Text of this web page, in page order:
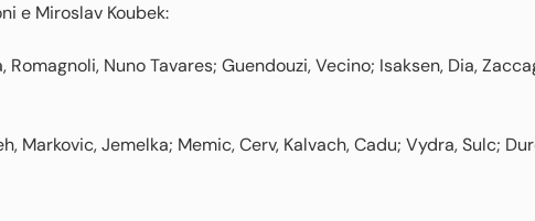
e Miroslav Koubek:
Romagnoli, Nuno Tavares; Guendouzi, Vecino; Isaksen, Dia,
Markovic, Jemelka; Memic, Cerv, Kalvach, Cadu; Vydra, Sulc;